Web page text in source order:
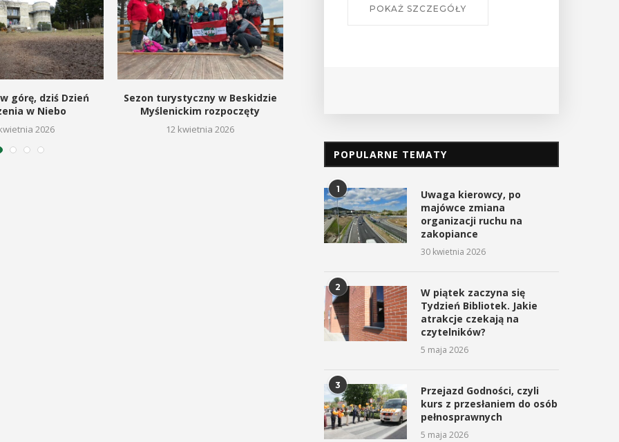
górę, dziś Dzień
w Niebo
2026
Sezon turystyczny w Beskidzie
Myślenickim rozpoczęty
12 kwietnia 2026
25 marca 2026
POKAŻ SZCZEGÓŁY POKAŻ SZCZEGÓŁY
POPULARNE TEMATY
1
Uwaga kierowcy, po
majówce zmiana
organizacji ruchu na
zakopiance
30 kwietnia 2026
2
W piątek zaczyna się
Tydzień Bibliotek. Jakie
atrakcje czekają na
czytelników?
5 maja 2026
3
Przejazd Godności, czyli
kurs z przesłaniem do osób
pełnosprawnych
5 maja 2026